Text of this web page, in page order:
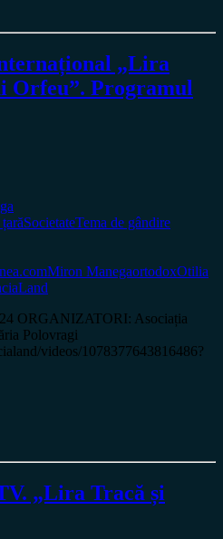
„Lira
Orfeu”. Programul
SocietateTema de gândire
Miron ManegaortodoxOtilia
ORGANIZATORI: Asociația
Polovragi
videos/1078377643816486?
„Lira Tracă și